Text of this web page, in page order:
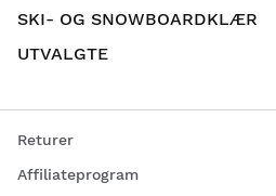
SKI- OG SNOWBOARDKLÆR
UTVALGTE
Returer
Affiliateprogram